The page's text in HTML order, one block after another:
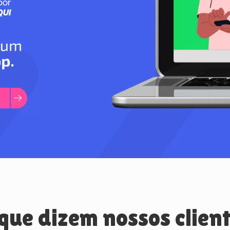
dizem nossos